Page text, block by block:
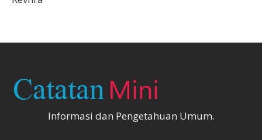
Informasi dan Pengetahuan Umum.